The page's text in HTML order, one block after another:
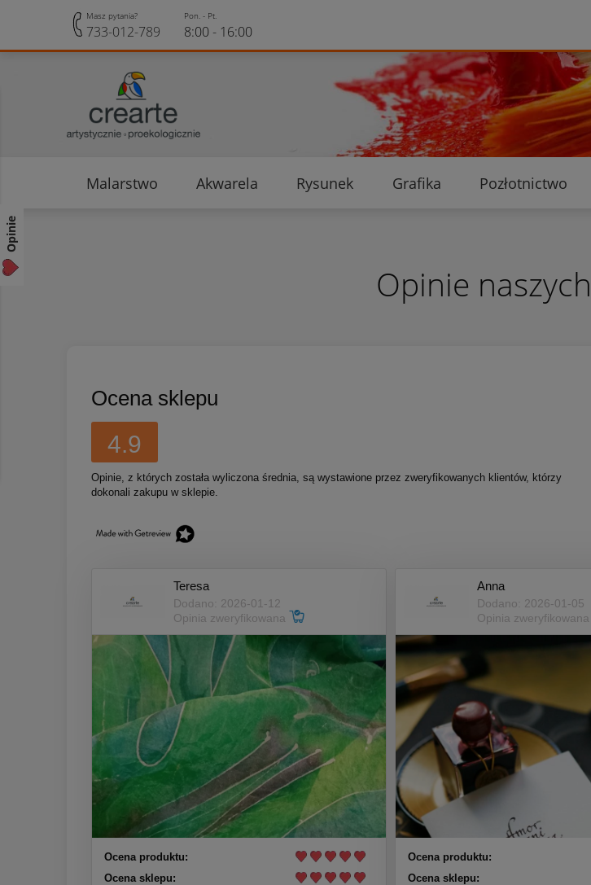
Malarstwo Akwarela Rysunek Grafika Pozłotnictwo
Opinie
Ocena sklepu
4.9
Opinie, z których została wyliczona średnia, są wystawione przez zweryfikowanych klientów, którzy
dokonali zakupu w sklepie.
Teresa
Dodano: 2026-01-12
Opinia zweryfikowana
Ocena produktu:
Ocena sklepu:
Anna
Dodano: 2026-01-05
Opinia zweryfikowana
Ocena produktu:
Ocena sklepu:
Masz pytania?
733-012-789
Pon. - Pt.
8:00 - 16:00
Opinie